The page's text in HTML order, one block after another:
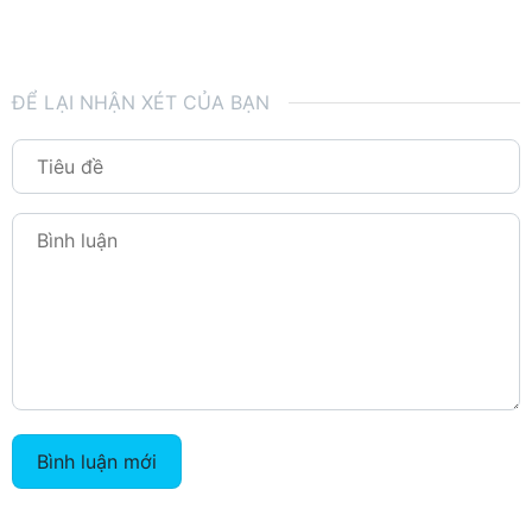
ĐỂ LẠI NHẬN XÉT CỦA BẠN
Bình luận mới